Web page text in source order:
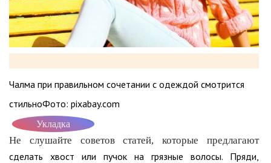
Чалма при правильном сочетании с одеждой смотрится
стильноФото: pixabay.com
Укладка
Не слушайте советов статей, которые предлагают
сделать хвост или пучок на грязные волосы. Пряди,